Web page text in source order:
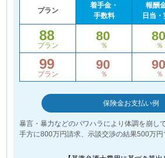
プラン
着手金・
手数料
報酬
日当・
88
プラン
80
％
80
％
99
プラン
90
％
90
％
保険金お支払い例
暴言・暴力などのパワハラにより体調を崩し
手方に800万円請求、示談交渉の結果500万円